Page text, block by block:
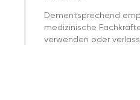
Dementsprechend
medizinische
verwenden oder